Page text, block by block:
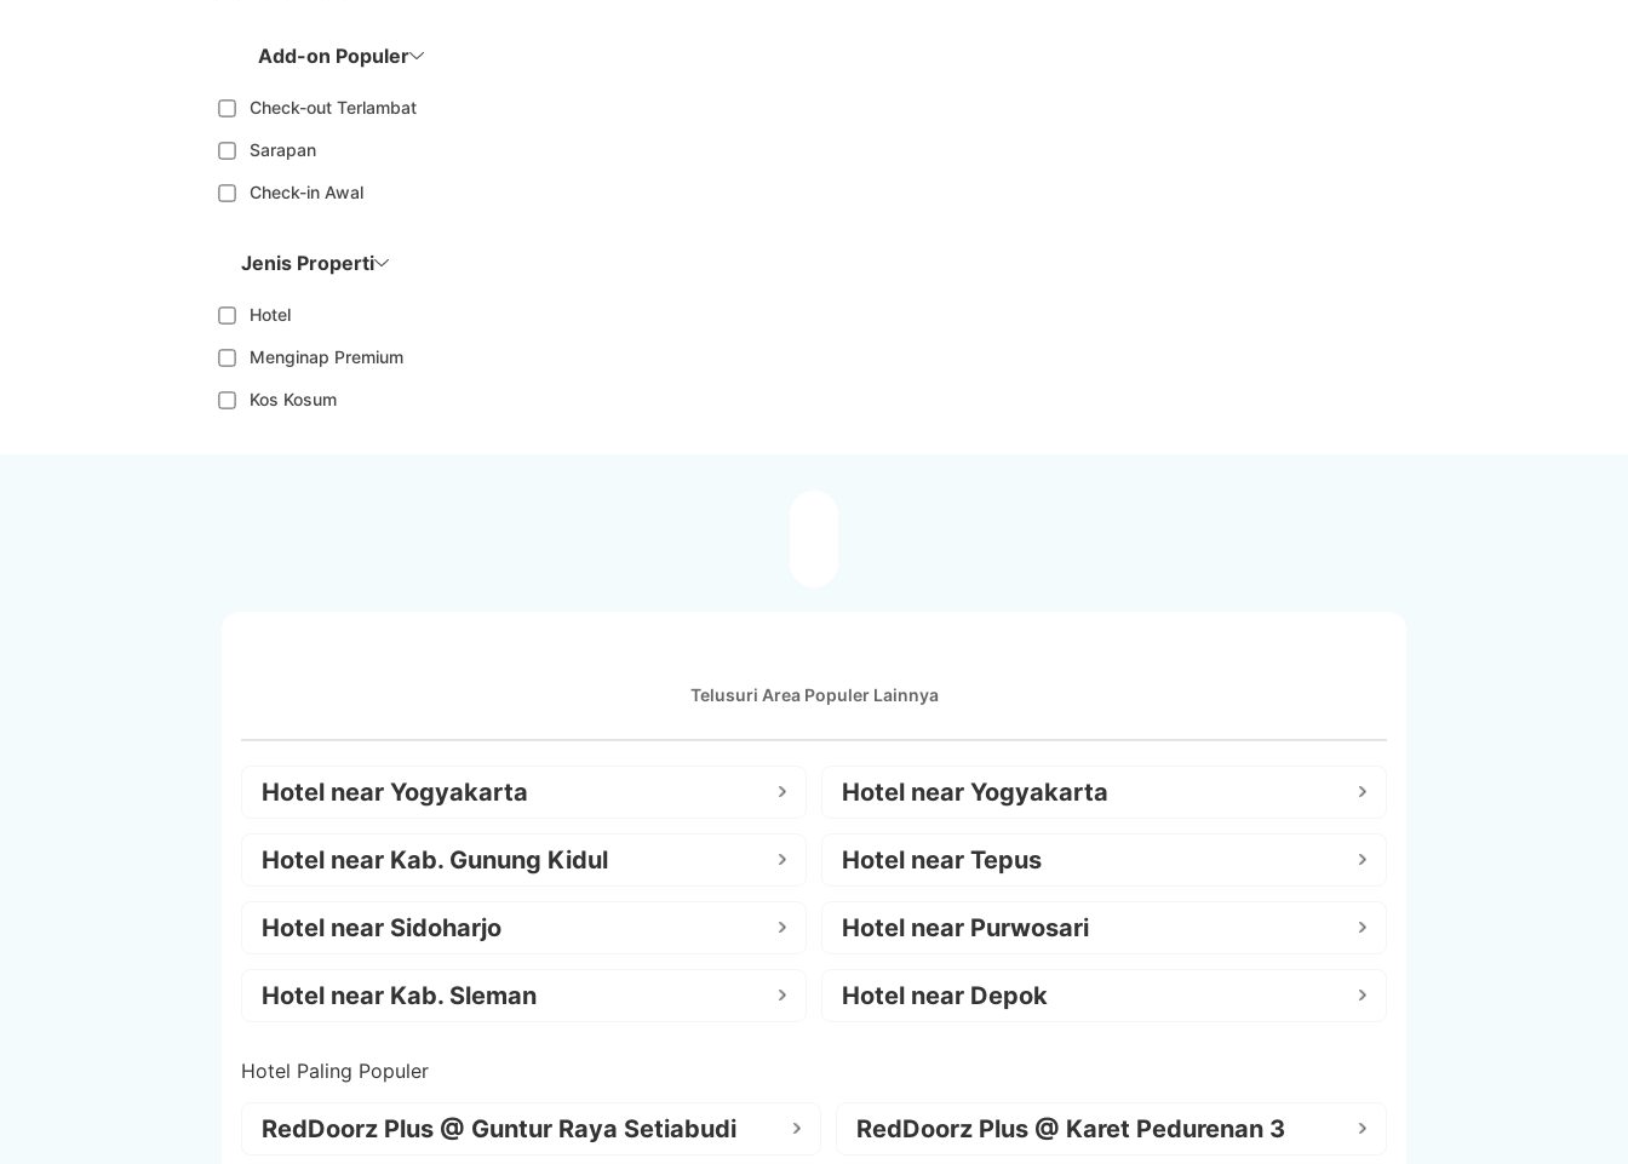
Add-on Populer
Check-out Terlambat
Sarapan
Check-in Awal
Jenis Properti
Hotel
Menginap Premium
Kos Kosum
Telusuri Area Populer Lainnya
Hotel near Yogyakarta Hotel near Yogyakarta
Hotel near Kab. Gunung Kidul Hotel near Tepus
Hotel near Sidoharjo Hotel near Purwosari
Hotel near Kab. Sleman Hotel near Depok
Hotel Paling Populer
RedDoorz Plus @ Guntur Raya Setiabudi RedDoorz Plus @ Karet Pedurenan 3